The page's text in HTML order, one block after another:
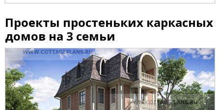
Проекты простеньких каркасных
домов на 3 семьи